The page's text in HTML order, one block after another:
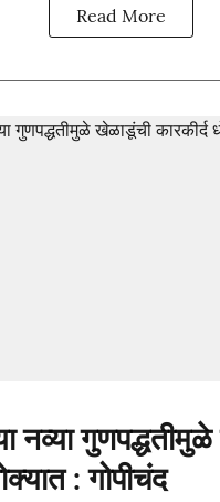
Read More
नव्या
: गोपीचंद